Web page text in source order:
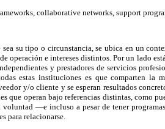
collaborative networks, support
sea su tipo o circunstancia, se ubica en un
operación e intereses distintos. Por un lado
y prestadores de servicios
estas instituciones es que comparten la
y/o cliente y se esperan resultados
que operan bajo referencias distintas, como
—e incluso a pesar de tener
para relacionarse.